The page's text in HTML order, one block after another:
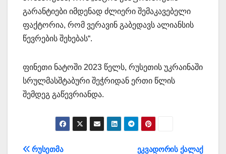
გარანტიები იმდენად ძლიერი შემაკავებელი
ფაქტორია, რომ ვერავინ გაბედავს ალიანსის
წევრების შეხებას“.
ფინეთი ნატოში 2023 წელს, რუსეთის უკრაინაში
სრულმასშტაბური შეჭრიდან ერთი წლის
შემდეგ გაწევრიანდა.
ეკვადორის ქალაქ
რუსეთმა